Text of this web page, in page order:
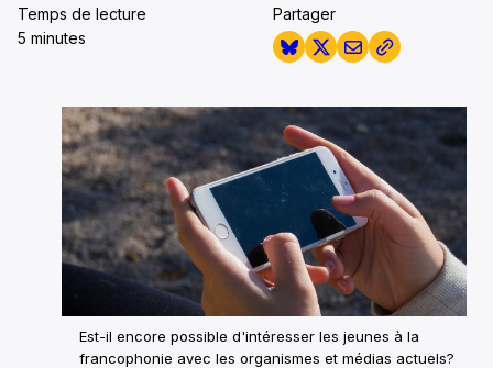
Temps de lecture
5 minutes
Partager
Est-il encore possible d'intéresser les jeunes à la
francophonie avec les organismes et médias actuels?